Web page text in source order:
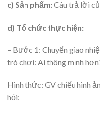
c) Sản phẩm:Câu trả lời
d) Tổ chức thực hiện:
– Bước 1: Chuyển giao
trò chơi: Ai thông minh
Hình thức: GV chiếu hình
hỏi: